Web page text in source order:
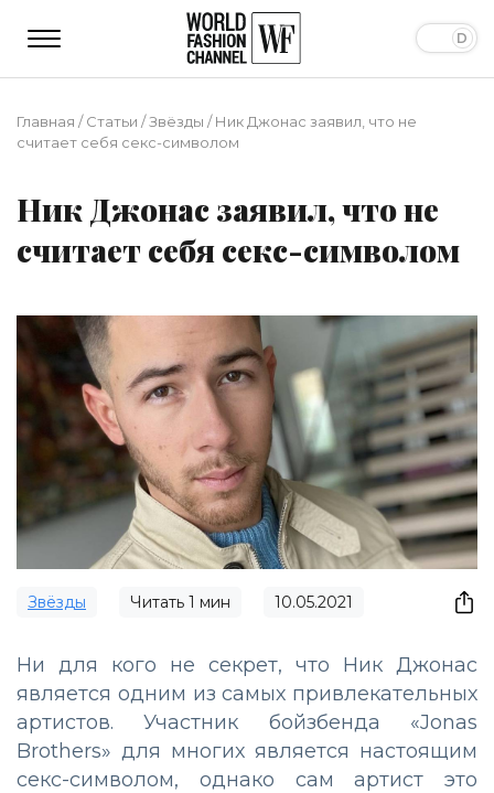
Главная /Статьи /Звёзды /Ник Джонас заявил, что не
считает себя секс-символом
Ник Джонас заявил, что не
считает себя секс-символом
Звёзды Читать 1 мин 10.05.2021
Ни для кого не секрет, что Ник Джонас
является одним из самых привлекательных
артистов. Участник бойзбенда «Jonas
Brothers» для многих является настоящим
секс-символом, однако сам артист это